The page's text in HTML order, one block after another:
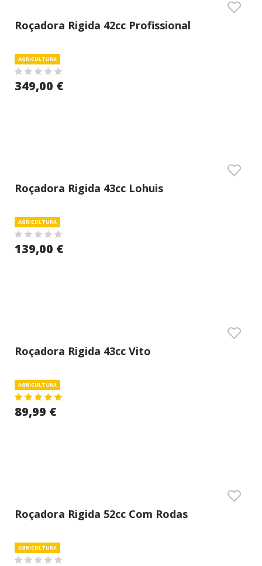
Roçadora Rigida 42cc Profissional
AGRICULTURA
349,00 €
Roçadora Rigida 43cc Lohuis
AGRICULTURA
139,00 €
Roçadora Rigida 43cc Vito
AGRICULTURA
89,99 €
Roçadora Rigida 52cc Com Rodas
AGRICULTURA